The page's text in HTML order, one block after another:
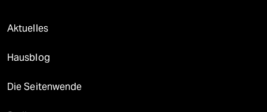
Aktuelles
Hausblog
Die Seitenwende